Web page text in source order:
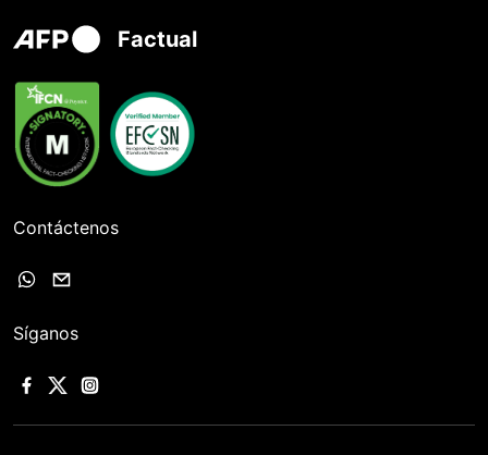
Factual
Contáctenos
Síganos